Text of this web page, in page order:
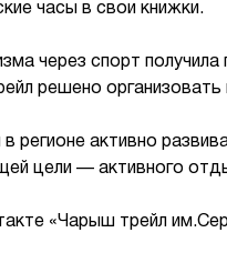
часы в свои книжки.
через спорт
решено
регионе активно
цели — активного
«Чарыш трейл